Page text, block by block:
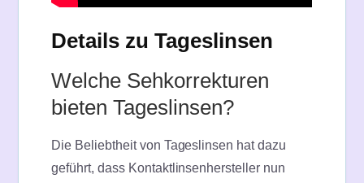
Details zu Tageslinsen
Welche Sehkorrekturen
bieten Tageslinsen?
Die Beliebtheit von Tageslinsen hat dazu
geführt, dass Kontaktlinsenhersteller nun